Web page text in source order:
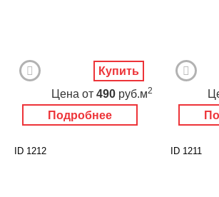
Подробнее
Цена от 490 руб.м2
Купить
ID 1212 ID 1211